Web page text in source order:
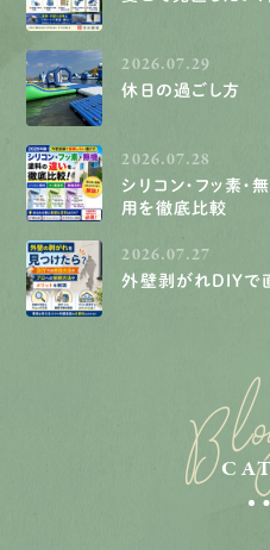
2026.07.29
休日の過ごし方
2026.07.28
シリコン・フッ素
用を徹底比較
2026.07.27
外壁剥がれDIYで